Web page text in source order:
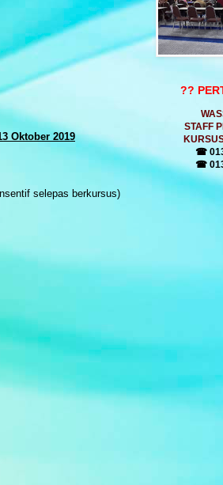
Oktober 2019
selepas berkursus)
??
STAFF
☎
☎